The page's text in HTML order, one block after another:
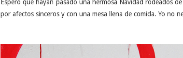
Espero que hayan pasado una hermosa Navidad rodeados
por afectos sinceros y con una mesa llena de comida. Yo no